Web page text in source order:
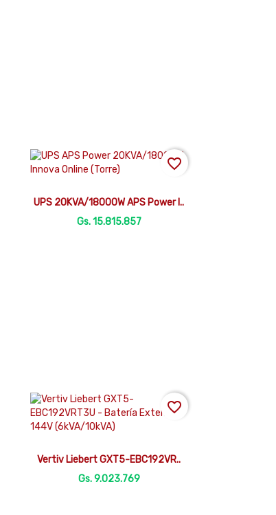
Vista rápida
UPS 20KVA/18000W APS Power I..
Gs. 15.815.857
favorite_border
Vista rápida
Vertiv Liebert GXT5-EBC192VR..
Gs. 9.023.769
favorite_border